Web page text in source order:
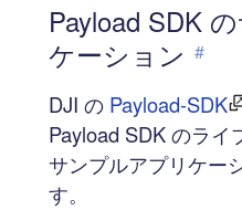
Payload SDK
ケーション #
DJI の Payload-SDK
Payload SDK のライ
サンプルアプリケー
す。